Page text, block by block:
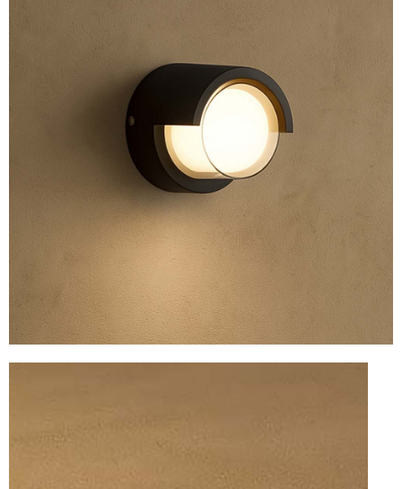
３．未成年的使用者請事先徵得法定代理人或監護人之同意方可使用
４．使用「AFTEE先享後付」時，將依據個別帳號之用戶狀況，依本公司即
時審查核予不同之上限額度；若仍有額度不足之情形，本公司將視審查結果
請求用戶進行身份認證。
５．嚴禁一人註冊多個帳號或使用他人資訊註冊。若發現惡意使用之情形，
恩沛科技股份有限公司將有權停止該用戶之使用額度並採取法律行動。